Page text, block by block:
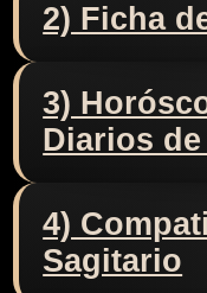
2) Ficha
3)
Diarios
4)
Sagitario